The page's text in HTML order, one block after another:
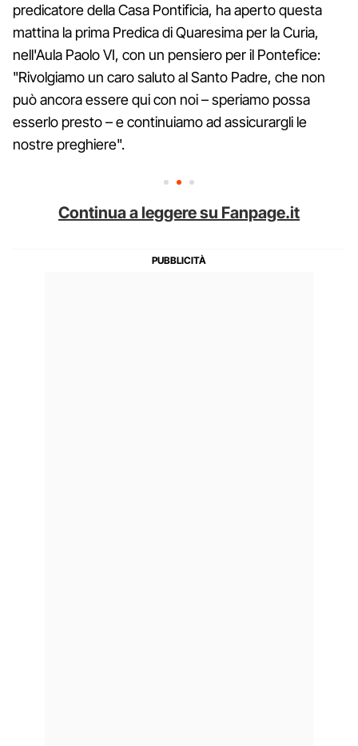
predicatore della Casa Pontificia, ha aperto questa
mattina la prima Predica di Quaresima per la Curia,
nell'Aula Paolo VI, con un pensiero per il Pontefice:
"Rivolgiamo un caro saluto al Santo Padre, che non
può ancora essere qui con noi – speriamo possa
esserlo presto – e continuiamo ad assicurargli le
nostre preghiere".
Continua a leggere su Fanpage.it